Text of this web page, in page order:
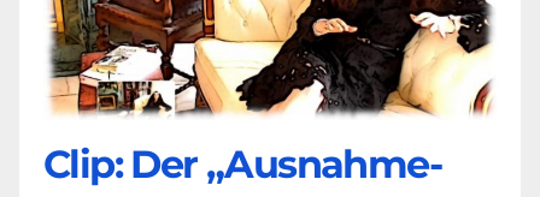
Clip: Der „Ausnahme-